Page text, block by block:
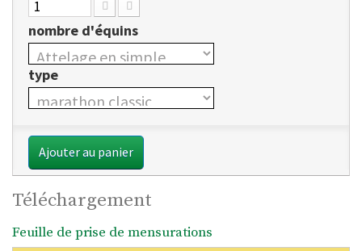
nombre d'équins
type
Ajouter au panier
Téléchargement
Feuille de prise de mensurations